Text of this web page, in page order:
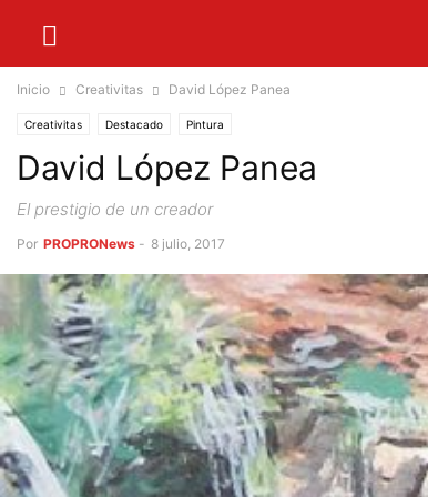
Inicio Creativitas David López Panea
Creativitas Destacado Pintura
David López Panea
El prestigio de un creador
Por PROPRONews - 8 julio, 2017